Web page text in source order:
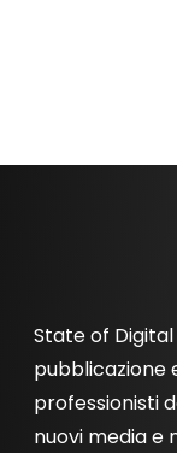
State of
pubblicazione
professionisti
nuovi media e